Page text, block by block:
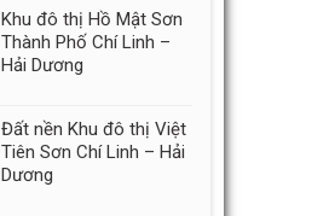
Khu đô thị Hồ Mật Sơn
Thành Phố Chí Linh –
Hải Dương
Đất nền Khu đô thị Việt
Tiên Sơn Chí Linh – Hải
Dương